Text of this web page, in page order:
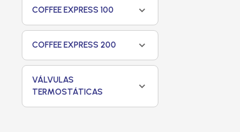
COFFEE EXPRESS 100
COFFEE EXPRESS 200
VÁLVULAS
TERMOSTÁTICAS